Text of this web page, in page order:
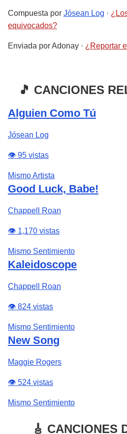
Compuesta por Jósean Log ·
equivocados?
Enviada porAdonay · ¿Reportar
🎵 CANCIONES
Alguien Como Tú
Jósean Log
👁️ 95 vistas
Mismo Artista
Good Luck, Babe!
Chappell Roan
👁️ 1,170 vistas
Mismo Sentimiento
Kaleidoscope
Chappell Roan
👁️ 824 vistas
Mismo Sentimiento
New Song
Maggie Rogers
👁️ 524 vistas
Mismo Sentimiento
🎸 CANCIONES